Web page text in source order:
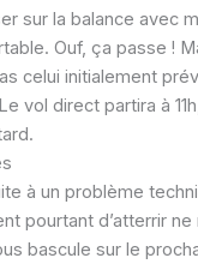
sur la balance avec
Ouf, ça passe !
celui initialement
vol direct partira à
à un problème
pourtant d’atterrir
bascule sur le